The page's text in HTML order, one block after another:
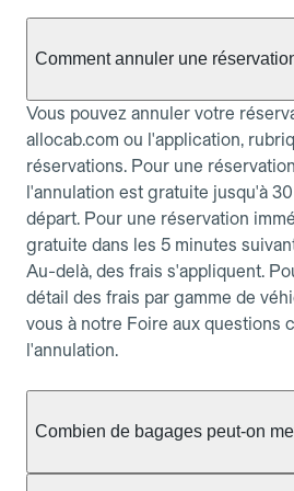
Comment annuler une
Vous pouvez annuler votre
allocab.com ou l'application,
réservations. Pour une
l'annulation est gratuite jusqu'à
départ. Pour une réservation
gratuite dans les 5 minutes
Au-delà, des frais s'appliquent.
détail des frais par gamme de
vous à notre Foire aux questions
l'annulation.
Combien de bagages peut-on